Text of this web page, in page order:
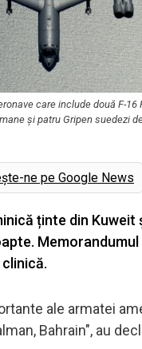
care include două F-
și patru Gripen suedezi
ne pe Google News
ținte din
ale armatei
Bahrain", au